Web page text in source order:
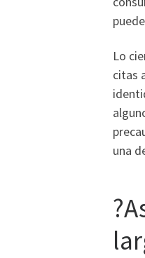
Lo
citas
una